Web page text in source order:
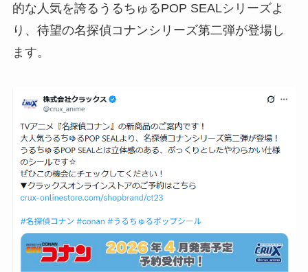
的な人気を誇るうるちゅるPOP SEALシリーズよ
り、待望の名探偵コナンシリーズ第二弾が登場し
ます。